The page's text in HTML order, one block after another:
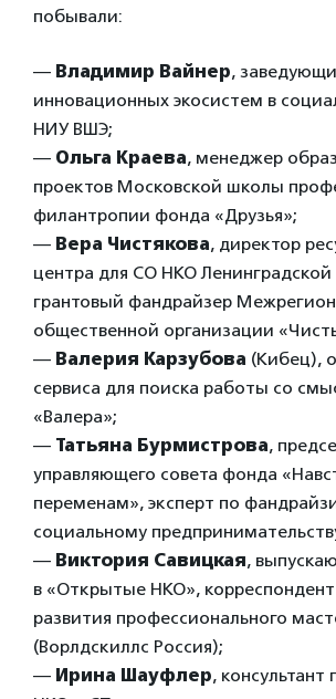
побывали:
— Владимир Вайнер,
инновационных экосистем в
НИУ ВШЭ;
— Ольга Краева, менеджер
проектов Московской школы
филантропии фонда «Друзья»;
— Вера Чистякова, директор
центра для СО НКО Ленинградской
грантовый фандрайзер
общественной организации
— Валерия Карзубова (Кибец),
сервиса для поиска работы со
«Валера»;
— Татьяна Бурмистрова,
управляющего совета фонда
переменам», эксперт по
социальному
— Виктория Савицкая,
в «Открытые НКО», корреспондент
развития профессионального
(Ворлдскиллс Россия);
— Ирина Шауфлер,